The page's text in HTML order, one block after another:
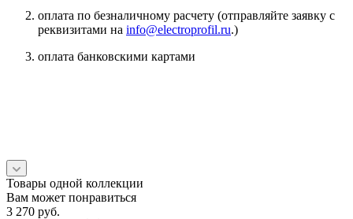
оплата по безналичному расчету (отправляйте заявку с
реквизитами на info@electroprofil.ru.)
оплата банковскими картами
Товары одной коллекции
Вам может понравиться
3 270 руб.